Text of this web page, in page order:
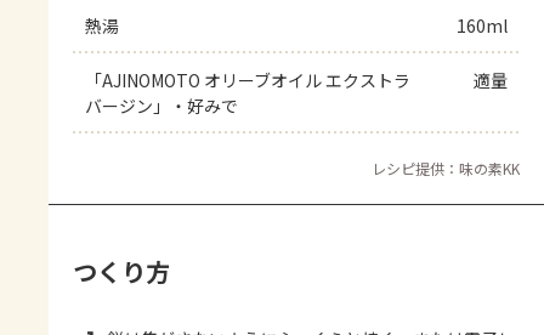
熱湯 160ml
「AJINOMOTO オリーブオイル エクストラ
バージン」・好みで
適量
レシピ提供：味の素KK
つくり方